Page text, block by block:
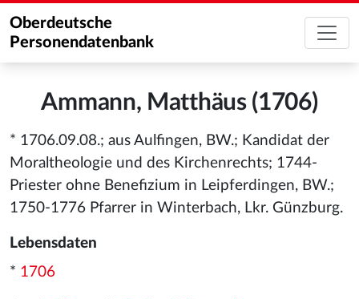
Oberdeutsche
Personendatenbank
Ammann, Matthäus (1706)
* 1706.09.08.; aus Aulfingen, BW.; Kandidat der
Moraltheologie und des Kirchenrechts; 1744-
Priester ohne Benefizium in Leipferdingen, BW.;
1750-1776 Pfarrer in Winterbach, Lkr. Günzburg.
Lebensdaten
* 1706